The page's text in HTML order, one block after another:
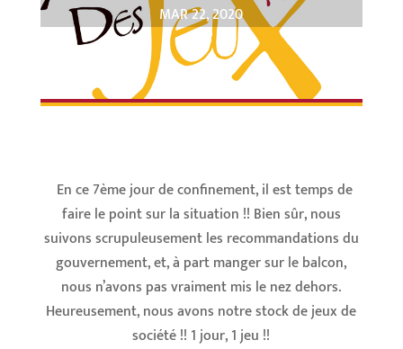
MAR 22, 2020
En ce 7ème jour de confinement, il est temps de
faire le point sur la situation !! Bien sûr, nous
suivons scrupuleusement les recommandations du
gouvernement, et, à part manger sur le balcon,
nous n’avons pas vraiment mis le nez dehors.
Heureusement, nous avons notre stock de jeux de
société !! 1 jour, 1 jeu !!